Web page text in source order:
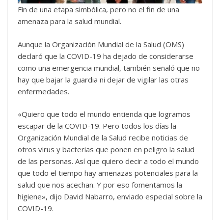
Fin de una etapa simbólica, pero no el fin de una
amenaza para la salud mundial.
Aunque la Organización Mundial de la Salud (OMS)
declaró que la COVID-19 ha dejado de considerarse
como una emergencia mundial, también señaló que no
hay que bajar la guardia ni dejar de vigilar las otras
enfermedades.
«Quiero que todo el mundo entienda que logramos
escapar de la COVID-19. Pero todos los días la
Organización Mundial de la Salud recibe noticias de
otros virus y bacterias que ponen en peligro la salud
de las personas. Así que quiero decir a todo el mundo
que todo el tiempo hay amenazas potenciales para la
salud que nos acechan. Y por eso fomentamos la
higiene», dijo David Nabarro, enviado especial sobre la
COVID-19.